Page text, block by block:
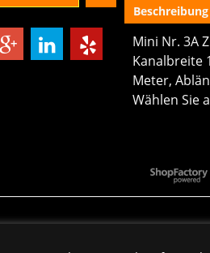
Beschreibung
Mini Nr. 3A
Kanalbreite
Meter,
Wählen Sie
WebShop erstellt mit
ShopFactory Shop